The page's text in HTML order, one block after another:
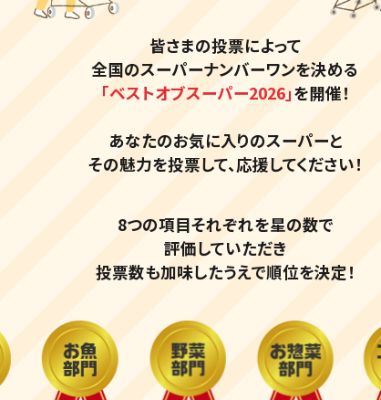
皆さまの投票によって
全国のスーパーナンバーワンを決める
「ベストオブスーパー2026」を開催！
あなたのお気に入りのスーパーと
その魅力を投票して、応援してください！
8つの項目それぞれを星の数で
評価していただき
投票数も加味したうえで順位を決定！